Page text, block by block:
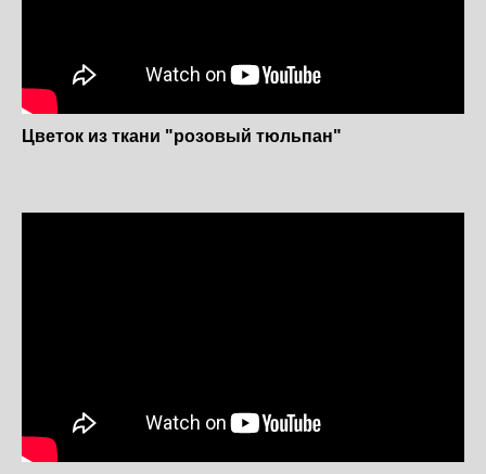
Цветок из ткани "розовый тюльпан"